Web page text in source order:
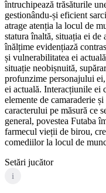
întruchipează trăsăturile
gestionându-și eficient
atrage atenția la locul de
statura înaltă, situația ei de
înălțime evidențiază
și vulnerabilitatea ei
situație neobișnuită,
profunzime personajului
ei actuală. Interacțiunile
elemente de camaraderie
caracterului pe măsură ce
general, povestea Futaba
farmecul vieții de birou,
comediilor la locul de
Setări jucător
i